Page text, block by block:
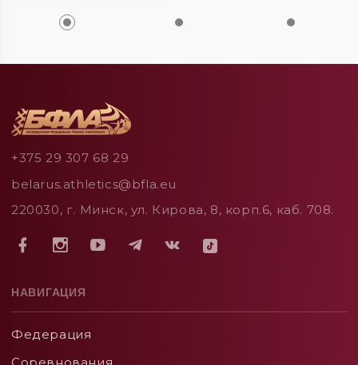
+375 29 307 68 29
belarus.athletics@bfla.eu
220030, г. Минск, ул. Кирова, 8, корп.6, каб. 708.
НАВИГАЦИЯ
Федерация
Соревнования